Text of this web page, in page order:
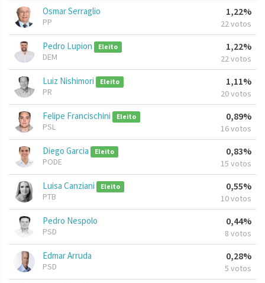
Osmar Serraglio
PP
1,22%
22 votos
Pedro Lupion Eleito
DEM
1,22%
22 votos
Luiz Nishimori Eleito
PR
1,11%
20 votos
Felipe Francischini Eleito
PSL
0,89%
16 votos
Diego Garcia Eleito
PODE
0,83%
15 votos
Luisa Canziani Eleito
PTB
0,55%
10 votos
Pedro Nespolo
PSD
0,44%
8 votos
Edmar Arruda
PSD
0,28%
5 votos